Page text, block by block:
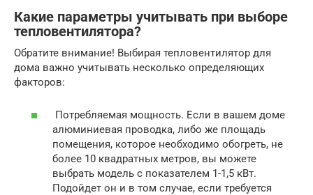
Какие параметры учитывать при выборе
тепловентилятора?
Обратите внимание! Выбирая тепловентилятор для
дома важно учитывать несколько определяющих
факторов:
Потребляемая мощность. Если в вашем доме
алюминиевая проводка, либо же площадь
помещения, которое необходимо обогреть, не
более 10 квадратных метров, вы можете
выбрать модель с показателем 1-1,5 кВт.
Подойдет он и в том случае, если требуется